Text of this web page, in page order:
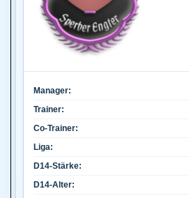
Manager:
Trainer:
Co-Trainer:
Liga:
D14-Stärke:
D14-Alter: